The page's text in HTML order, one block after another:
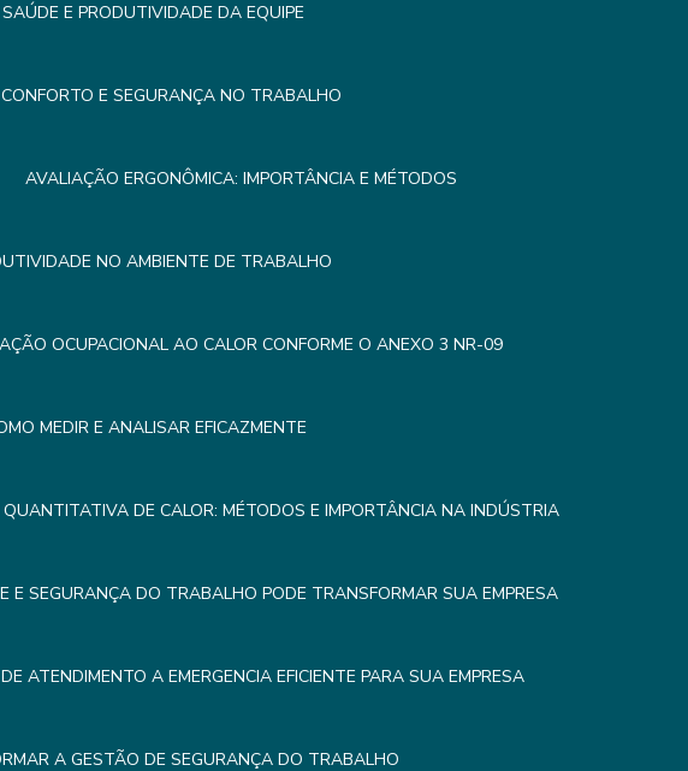
E PRODUTIVIDADE DA EQUIPE
E SEGURANÇA NO TRABALHO
AVALIAÇÃO ERGONÔMICA: IMPORTÂNCIA E MÉTODOS
NO AMBIENTE DE TRABALHO
OCUPACIONAL AO CALOR CONFORME O ANEXO 3 NR-09
MEDIR E ANALISAR EFICAZMENTE
DE CALOR: MÉTODOS E IMPORTÂNCIA NA INDÚSTRIA
E SEGURANÇA DO TRABALHO PODE TRANSFORMAR SUA EMPRESA
ATENDIMENTO A EMERGENCIA EFICIENTE PARA SUA EMPRESA
A GESTÃO DE SEGURANÇA DO TRABALHO